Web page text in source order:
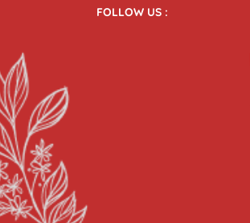
FOLLOW US :